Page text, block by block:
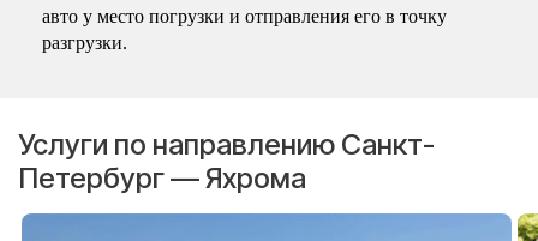
авто у место погрузки и отправления его в точку
разгрузки.
Услуги по направлению Санкт-
Петербург — Яхрома